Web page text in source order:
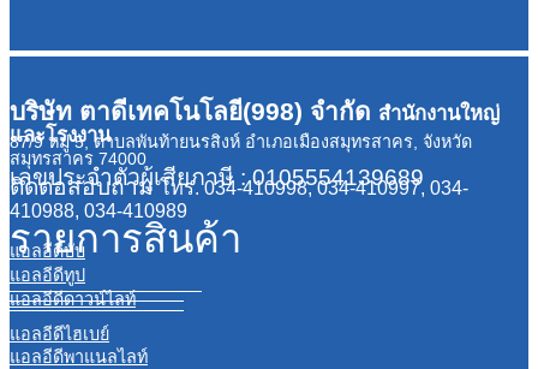
บริษัท ตาดีเทคโนโลยี(998) จำกัด สำนักงานใหญ่
และโรงงาน
87/9 หมู่ 5, ตำบลพันท้ายนรสิงห์ อำเภอเมืองสมุทรสาคร, จังหวัด
สมุทรสาคร 74000
เลขประจำตัวผู้เสียภาษี : 0105554139689
ติดต่อสอบถามโทร. 034-410998, 034-410997, 034-
410988, 034-410989
รายการสินค้า
แอลอีดีบับ
แอลอีดีทูป
แอลอีดีดาวน์ไลท์
แอลอีดีไฮเบย์
แอลอีดีพาแนลไลท์